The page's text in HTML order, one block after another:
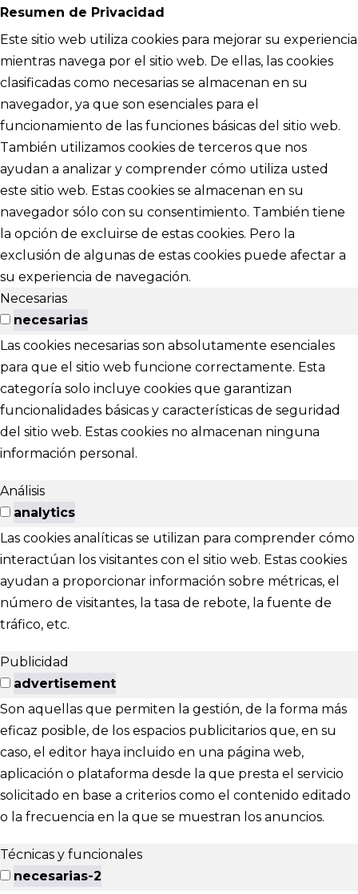
Resumen de Privacidad
Este sitio web utiliza cookies para mejorar su experiencia
mientras navega por el sitio web. De ellas, las cookies
clasificadas como necesarias se almacenan en su
navegador, ya que son esenciales para el
funcionamiento de las funciones básicas del sitio web.
También utilizamos cookies de terceros que nos
ayudan a analizar y comprender cómo utiliza usted
este sitio web. Estas cookies se almacenan en su
navegador sólo con su consentimiento. También tiene
la opción de excluirse de estas cookies. Pero la
exclusión de algunas de estas cookies puede afectar a
su experiencia de navegación.
Necesarias
necesarias
Las cookies necesarias son absolutamente esenciales
para que el sitio web funcione correctamente. Esta
categoría solo incluye cookies que garantizan
funcionalidades básicas y características de seguridad
del sitio web. Estas cookies no almacenan ninguna
información personal.
Análisis
analytics
Las cookies analíticas se utilizan para comprender cómo
interactúan los visitantes con el sitio web. Estas cookies
ayudan a proporcionar información sobre métricas, el
número de visitantes, la tasa de rebote, la fuente de
tráfico, etc.
Publicidad
advertisement
Son aquellas que permiten la gestión, de la forma más
eficaz posible, de los espacios publicitarios que, en su
caso, el editor haya incluido en una página web,
aplicación o plataforma desde la que presta el servicio
solicitado en base a criterios como el contenido editado
o la frecuencia en la que se muestran los anuncios.
Técnicas y funcionales
necesarias-2